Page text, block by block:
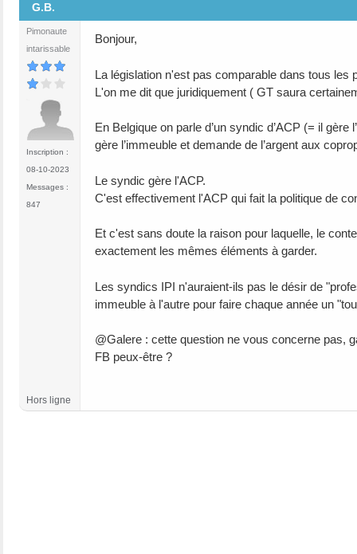
G.B.
Pimonaute
intarissable
Inscription :
08-10-2023
Messages :
847
Bonjour,
La législation n'est pas comparable dans tous les
L'on me dit que juridiquement ( GT saura
En Belgique on parle d’un syndic d’ACP (= il
gère l’immeuble et demande de l’argent aux
Le syndic gère l'ACP.
C'est effectivement l'ACP qui fait la politique de
Et c'est sans doute la raison pour laquelle, le
exactement les mêmes éléments à garder.
Les syndics IPI n'auraient-ils pas le désir de
immeuble à l'autre pour faire chaque année un
@Galere : cette question ne vous concerne pas,
FB peux-être ?
Hors ligne